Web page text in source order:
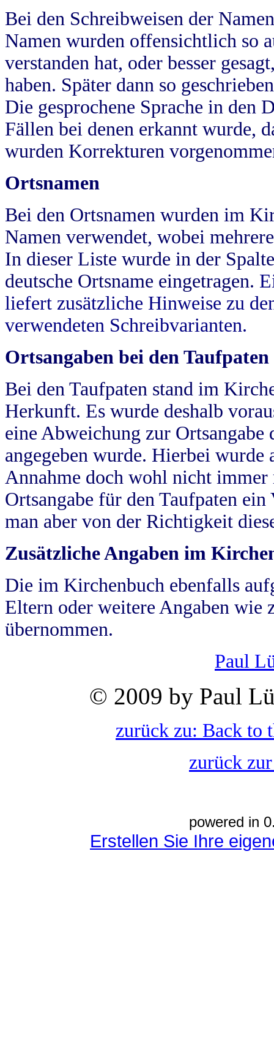
Bei den Schreibweisen der
Namen wurden offensichtlich so
verstanden hat, oder besser
haben. Später dann so
Die gesprochene Sprache in
Fällen bei denen erkannt wurde,
wurden Korrekturen
Ortsnamen
Bei den Ortsnamen wurden im
Namen verwendet, wobei
In dieser Liste wurde in der
deutsche Ortsname eingetragen.
liefert zusätzliche Hinweise zu
verwendeten Schreibvarianten.
Ortsangaben bei den Taufpaten
Bei den Taufpaten stand im
Herkunft. Es wurde deshalb
eine Abweichung zur
angegeben wurde. Hierbei wurde
Annahme doch wohl nicht
Ortsangabe für den Taufpaten
man aber von der Richtigkeit
Zusätzliche Angaben im
Die im Kirchenbuch ebenfalls
Eltern oder weitere Angaben wie
übernommen.
Paul
© 2009 by Paul
zurück zu: Back to
zurück
powered in
Erstellen Sie Ihre